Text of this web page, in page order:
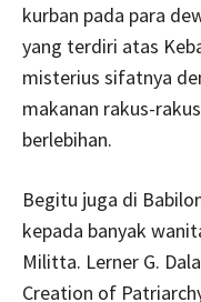
kurban pada para
yang terdiri atas
misterius sifatnya
makanan rakus-
berlebihan.
Begitu juga di
kepada banyak
Militta. Lerner G.
Creation of